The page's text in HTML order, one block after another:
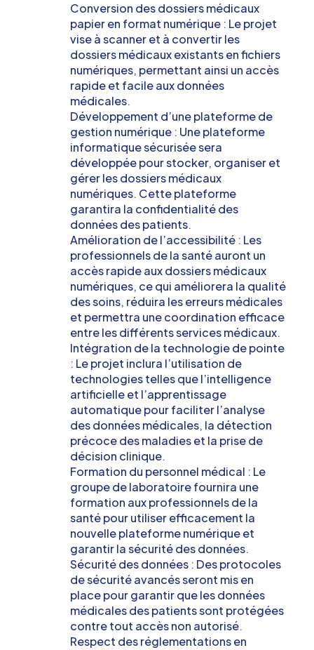
Conversion des dossiers médicaux
papier en format numérique : Le projet
vise à scanner et à convertir les
dossiers médicaux existants en fichiers
numériques, permettant ainsi un accès
rapide et facile aux données
médicales.
Développement d’une plateforme de
gestion numérique : Une plateforme
informatique sécurisée sera
développée pour stocker, organiser et
gérer les dossiers médicaux
numériques. Cette plateforme
garantira la confidentialité des
données des patients.
Amélioration de l’accessibilité : Les
professionnels de la santé auront un
accès rapide aux dossiers médicaux
numériques, ce qui améliorera la qualité
des soins, réduira les erreurs médicales
et permettra une coordination efficace
entre les différents services médicaux.
Intégration de la technologie de pointe
: Le projet inclura l’utilisation de
technologies telles que l’intelligence
artificielle et l’apprentissage
automatique pour faciliter l’analyse
des données médicales, la détection
précoce des maladies et la prise de
décision clinique.
Formation du personnel médical : Le
groupe de laboratoire fournira une
formation aux professionnels de la
santé pour utiliser efficacement la
nouvelle plateforme numérique et
garantir la sécurité des données.
Sécurité des données : Des protocoles
de sécurité avancés seront mis en
place pour garantir que les données
médicales des patients sont protégées
contre tout accès non autorisé.
Respect des réglementations en